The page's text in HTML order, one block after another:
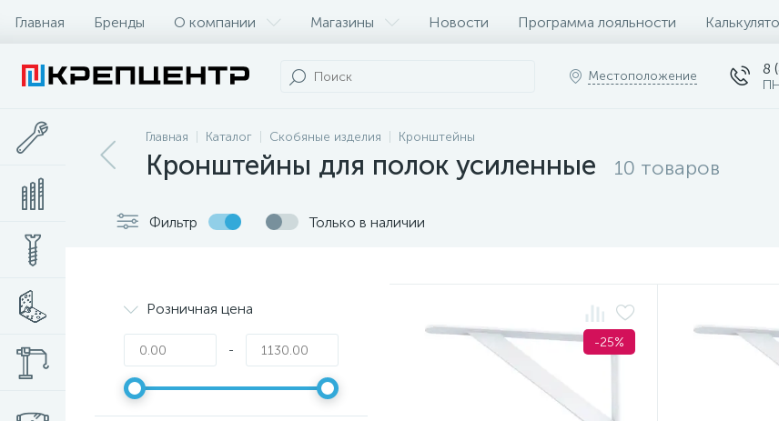
Главная Бренды О компании Магазины Новости Программа лояльности
Местоположение 8
Главная Каталог Скобяные изделия Кронштейны
Кронштейны для полок усиленные 10 товаров
Фильтр Только в наличии
Розничная цена
- -25%